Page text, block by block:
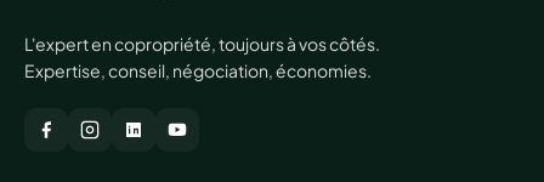
L'expert en copropriété, toujours à vos côtés.
Expertise, conseil, négociation, économies.